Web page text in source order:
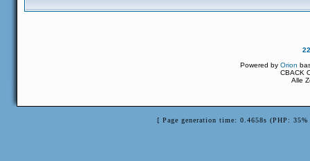
Powered byOrion
CBACK
Alle
[ Page generation time: 0.4658s (PHP: